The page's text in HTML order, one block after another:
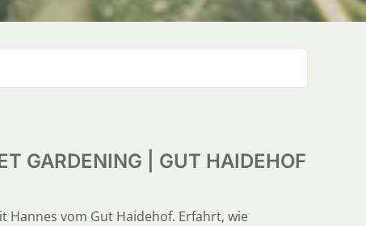
GARDENING | GUT HAIDEHOF
Hannes vom Gut Haidehof. Erfahrt, wie